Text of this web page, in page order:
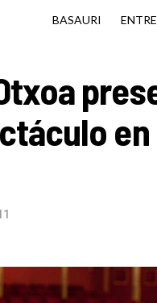
BASAURI